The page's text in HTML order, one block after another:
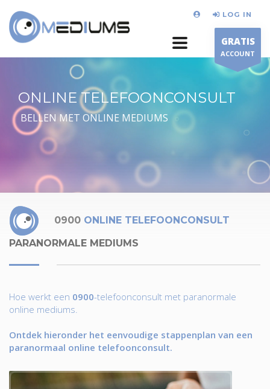
LOG IN
GRATIS
ACCOUNT
ONLINE TELEFOONCONSULT
BELLEN MET ONLINE MEDIUMS
0900 ONLINE TELEFOONCONSULT
PARANORMALE MEDIUMS
Hoe werkt een 0900-telefoonconsult met paranormale
online mediums.
Ontdek hieronder het eenvoudige stappenplan van een
paranormaal online telefoonconsult.